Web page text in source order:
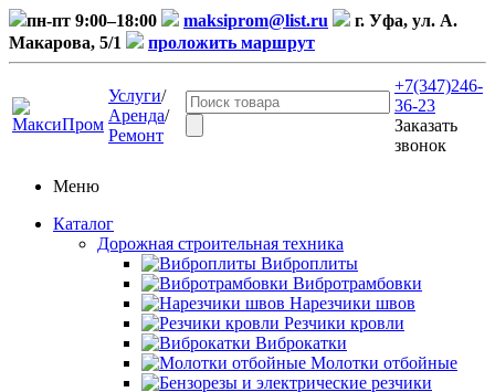
пн-пт 9:00–18:00 maksiprom@list.ru
г. Уфа, ул. А.
Макарова, 5/1
проложить маршрут
Услуги/
Аренда/
Ремонт
+7(347)246-
36-23
Заказать
звонок
Меню
Каталог
Дорожная строительная техника
Виброплиты
Вибротрамбовки
Нарезчики швов
Резчики кровли
Виброкатки
Молотки отбойные